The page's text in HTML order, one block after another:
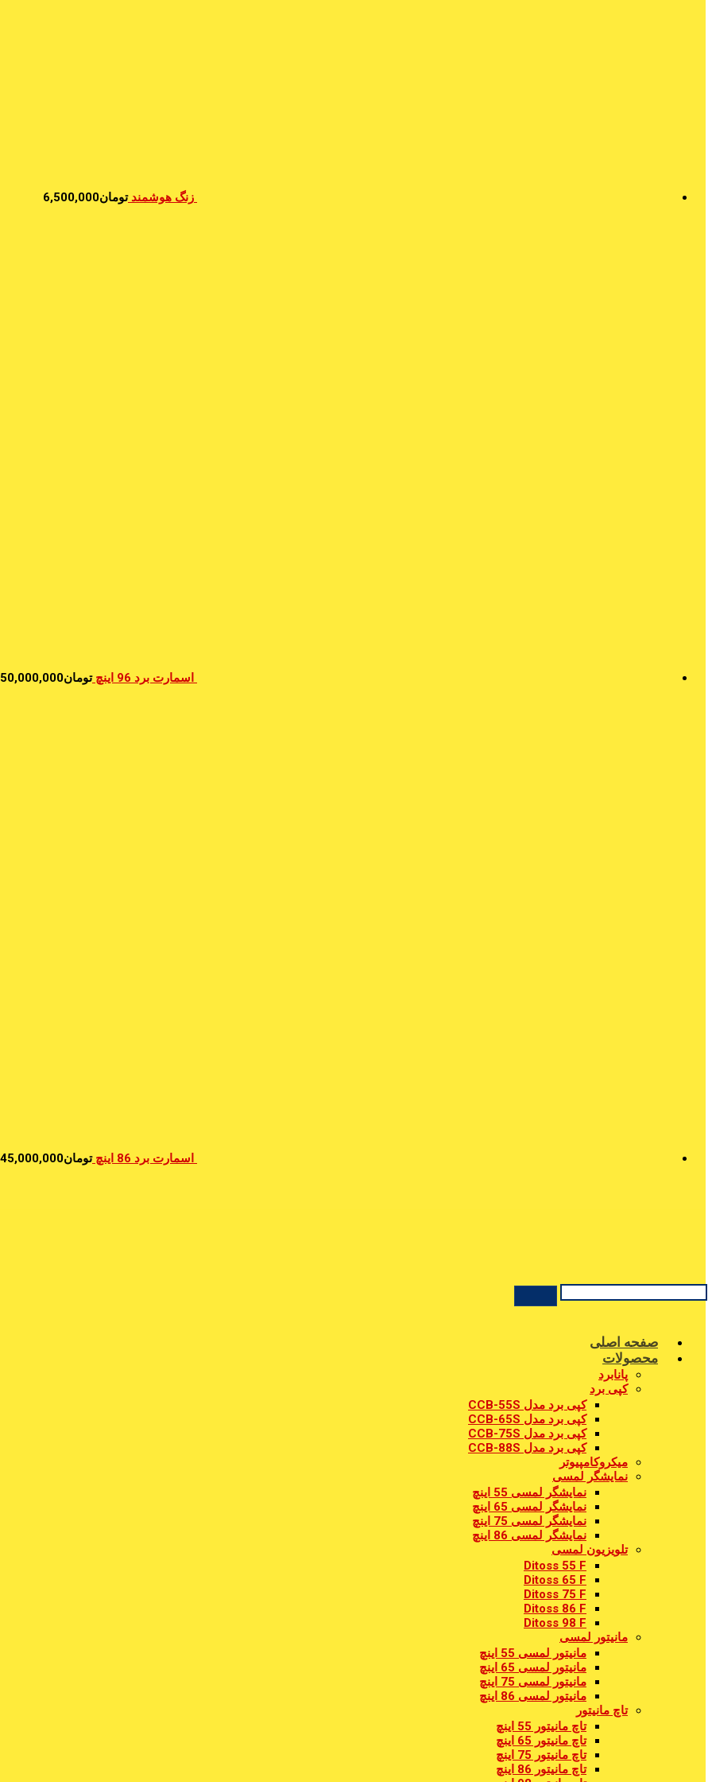
زنگ هوشمند تومان6,500,000
اسمارت برد 96 اینچ تومان
اسمارت برد 86 اینچ تومان
صفحه اصلی
محصولات
پانابرد
کپی برد
کپی برد مدل CCB-55S
کپی برد مدل CCB-65S
کپی برد مدل CCB-75S
کپی برد مدل CCB-88S
میکروکامپیوتر
نمایشگر لمسی
نمایشگر لمسی 55 اینچ
نمایشگر لمسی 65 اینچ
نمایشگر لمسی 75 اینچ
نمایشگر لمسی 86 اینچ
تلویزیون لمسی
Ditoss 55 F
Ditoss 65 F
Ditoss 75 F
Ditoss 86 F
Ditoss 98 F
مانیتور لمسی
مانیتور لمسی 55 اینچ
مانیتور لمسی 65 اینچ
مانیتور لمسی 75 اینچ
مانیتور لمسی 86 اینچ
تاچ مانیتور
تاچ مانیتور 55 اینچ
تاچ مانیتور 65 اینچ
تاچ مانیتور 75 اینچ
تاچ مانیتور 86 اینچ